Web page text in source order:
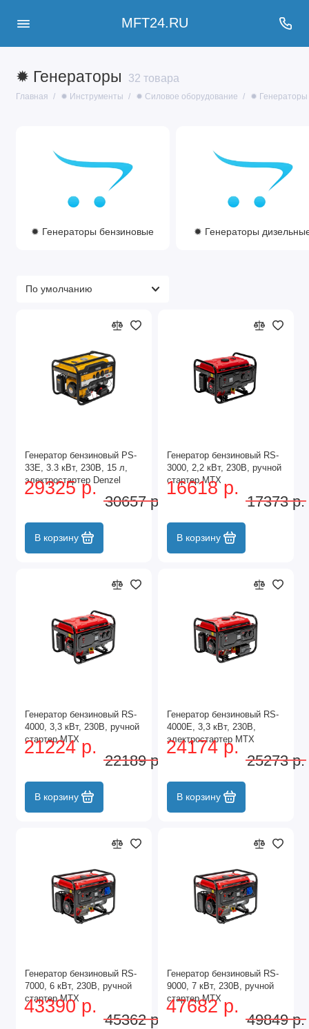
MFT24.RU
✹ Генераторы 32 товара
Главная ✹ Инструменты ✹ Силовое оборудование ✹ Генераторы
✹ Генераторы бензиновые ✹ Генераторы
Генератор бензиновый PS-
33E, 3.3 кВт, 230В, 15 л,
электростартер Denzel
29325 р.
30657 р.
В корзину
Генератор бензиновый RS-
3000, 2,2 кВт, 230В, ручной
стартер MTX
16618 р.
17373 р.
В корзину
Генератор бензиновый RS-
4000, 3,3 кВт, 230В, ручной
стартер MTX
21224 р.
22189 р.
В корзину
Генератор бензиновый RS-
4000E, 3,3 кВт, 230В,
электростартер MTX
24174 р.
25273 р.
В корзину
Генератор бензиновый RS-
7000, 6 кВт, 230В, ручной
стартер MTX
43390 р.
45362 р.
Генератор бензиновый RS-
9000, 7 кВт, 230В, ручной
стартер MTX
47682 р.
49849 р.